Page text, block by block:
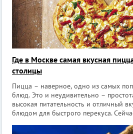
Где в Москве самая вкусная
столицы
Пицца – наверное, одно из самых
блюд. Это и неудивительно –
высокая питательность и отличный
блюдом для быстрого перекуса.
заведения – не и